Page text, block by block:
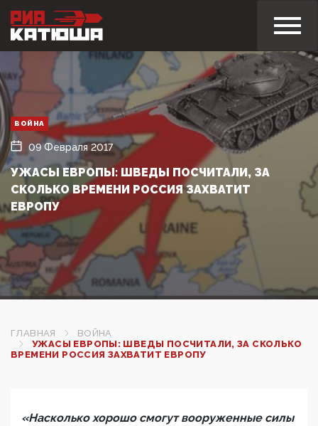
ВОЙНА
09 Февраля 2017
УЖАСЫ ЕВРОПЫ: ШВЕДЫ ПОСЧИТАЛИ, ЗА
СКОЛЬКО ВРЕМЕНИ РОССИЯ ЗАХВАТИТ
ЕВРОПУ
ГЛАВНАЯ
ВОЙНА
УЖАСЫ ЕВРОПЫ: ШВЕДЫ ПОСЧИТАЛИ, ЗА СКОЛЬКО
ВРЕМЕНИ РОССИЯ ЗАХВАТИТ ЕВРОПУ
«Насколько хорошо смогут вооруженные силы